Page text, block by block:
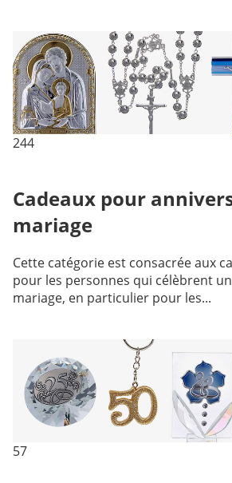
244
Cadeaux pour
mariage
Cette catégorie est consacrée aux
pour les personnes qui célèbrent
mariage, en particulier pour les...
57